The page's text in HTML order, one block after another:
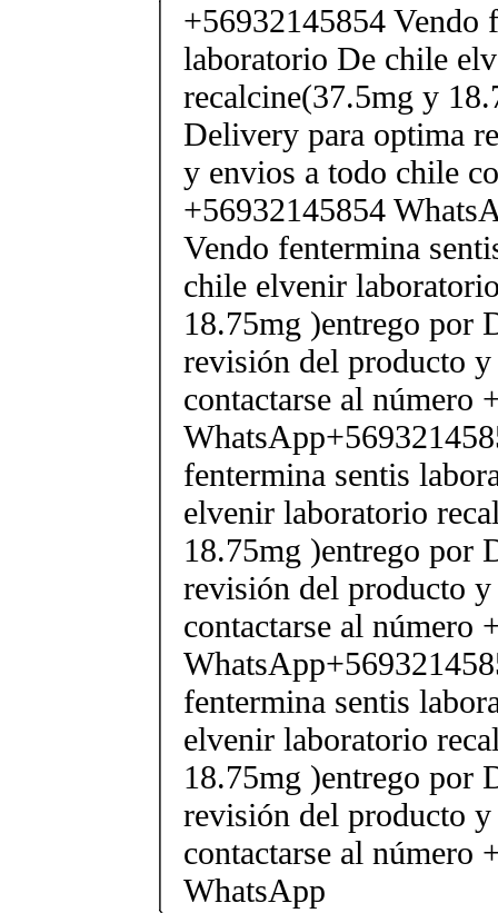
+56932145854 Vendo
laboratorio De chile
recalcine(37.5mg y
Delivery para optima
y envios a todo chile
+56932145854
Vendo fentermina
chile elvenir
18.75mg )entrego por
revisión del producto
contactarse al número
fentermina sentis
elvenir laboratorio
18.75mg )entrego por
revisión del producto
contactarse al número
fentermina sentis
elvenir laboratorio
18.75mg )entrego por
revisión del producto
contactarse al número
WhatsApp